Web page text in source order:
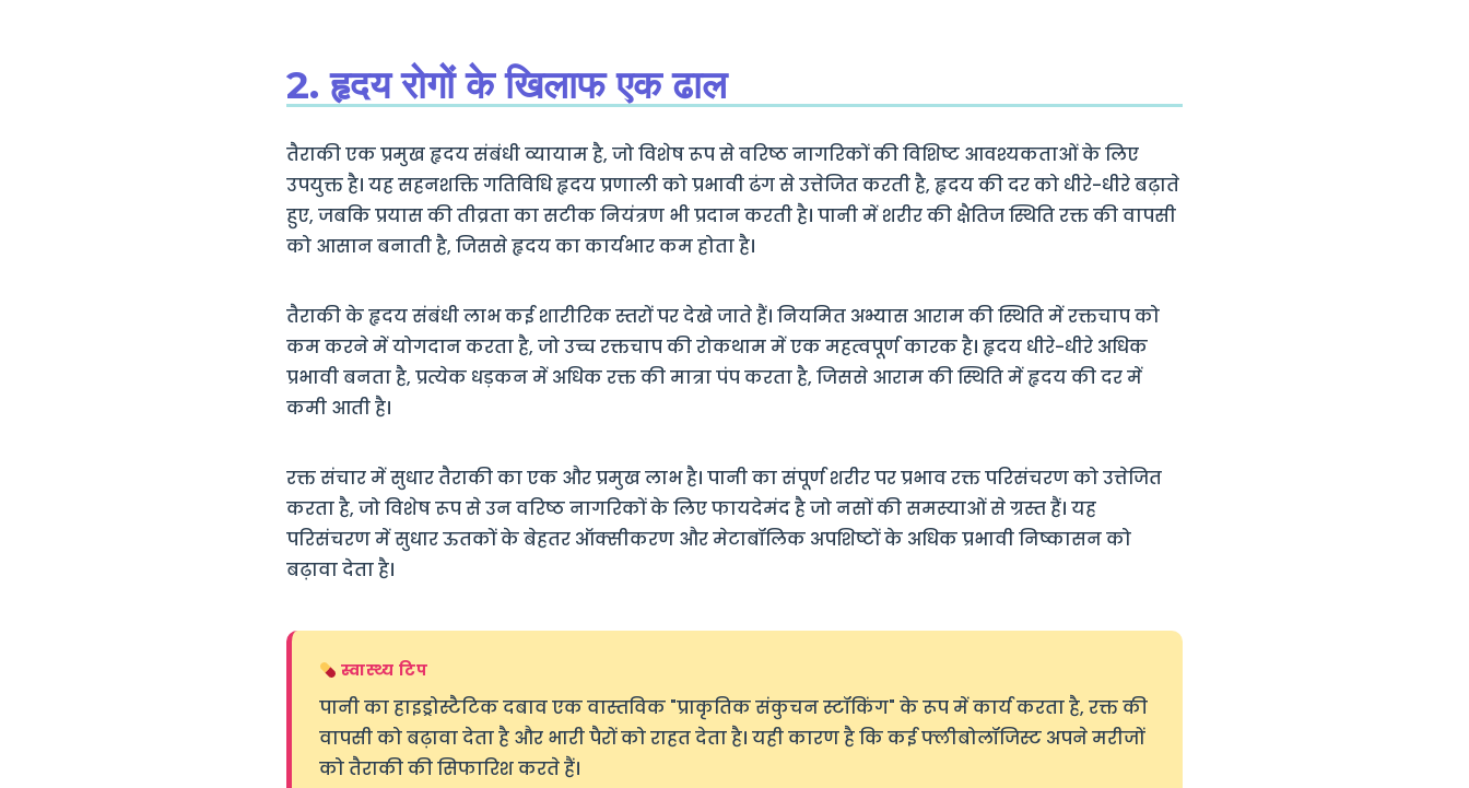
2. हृदय रोगों के खिलाफ एक ढाल
तैराकी एक प्रमुख हृदय संबंधी व्यायाम है, जो विशेष रूप से वरिष्ठ नागरिकों की विशिष्ट आवश्यकताओं के लिए
उपयुक्त है। यह सहनशक्ति गतिविधि हृदय प्रणाली को प्रभावी ढंग से उत्तेजित करती है, हृदय की दर को धीरे-धीरे बढ़ाते
हुए, जबकि प्रयास की तीव्रता का सटीक नियंत्रण भी प्रदान करती है। पानी में शरीर की क्षैतिज स्थिति रक्त की वापसी
को आसान बनाती है, जिससे हृदय का कार्यभार कम होता है।
तैराकी के हृदय संबंधी लाभ कई शारीरिक स्तरों पर देखे जाते हैं। नियमित अभ्यास आराम की स्थिति में रक्तचाप को
कम करने में योगदान करता है, जो उच्च रक्तचाप की रोकथाम में एक महत्वपूर्ण कारक है। हृदय धीरे-धीरे अधिक
प्रभावी बनता है, प्रत्येक धड़कन में अधिक रक्त की मात्रा पंप करता है, जिससे आराम की स्थिति में हृदय की दर में
कमी आती है।
रक्त संचार में सुधार तैराकी का एक और प्रमुख लाभ है। पानी का संपूर्ण शरीर पर प्रभाव रक्त परिसंचरण को उत्तेजित
करता है, जो विशेष रूप से उन वरिष्ठ नागरिकों के लिए फायदेमंद है जो नसों की समस्याओं से ग्रस्त हैं। यह
परिसंचरण में सुधार ऊतकों के बेहतर ऑक्सीकरण और मेटाबॉलिक अपशिष्टों के अधिक प्रभावी निष्कासन को
बढ़ावा देता है।
स्वास्थ्य टिप
पानी का हाइड्रोस्टैटिक दबाव एक वास्तविक "प्राकृतिक संकुचन स्टॉकिंग" के रूप में कार्य करता है, रक्त की
वापसी को बढ़ावा देता है और भारी पैरों को राहत देता है। यही कारण है कि कई फ्लीबोलॉजिस्ट अपने मरीजों
को तैराकी की सिफारिश करते हैं।